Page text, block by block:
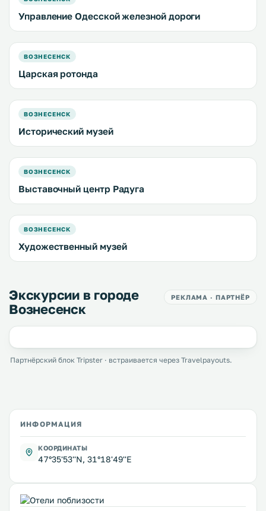
Управление Одесской железной дороги
ВОЗНЕСЕНСК
Царская ротонда
ВОЗНЕСЕНСК
Исторический музей
ВОЗНЕСЕНСК
Выставочный центр Радуга
ВОЗНЕСЕНСК
Художественный музей
Экскурсии в городе
Вознесенск
РЕКЛАМА · ПАРТНЁР
Партнёрский блок Tripster · встраивается через Travelpayouts.
ИНФОРМАЦИЯ
КООРДИНАТЫ
47°35'53''N, 31°18'49''E